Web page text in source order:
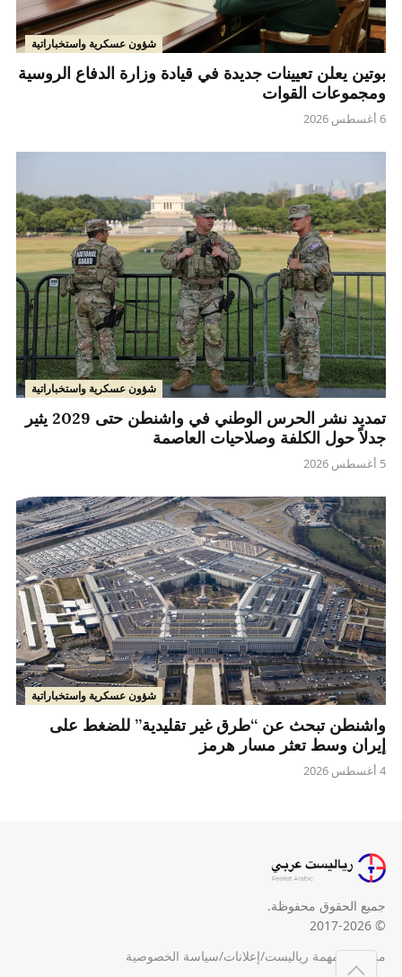
شؤون عسكرية واستخباراتية
بوتين يعلن تعيينات جديدة في قيادة وزارة الدفاع الروسية
ومجموعات القوات
6 أغسطس 2026
شؤون عسكرية واستخباراتية
تمديد نشر الحرس الوطني في واشنطن حتى 2029 يثير
جدلاً حول الكلفة وصلاحيات العاصمة
5 أغسطس 2026
شؤون عسكرية واستخباراتية
واشنطن تبحث عن “طرق غير تقليدية” للضغط على
إيران وسط تعثر مسار هرمز
4 أغسطس 2026
جميع الحقوق محفوظة.
© 2017-2026
من نحن/مهمة رياليست/إعلانات/سياسة الخصوصية